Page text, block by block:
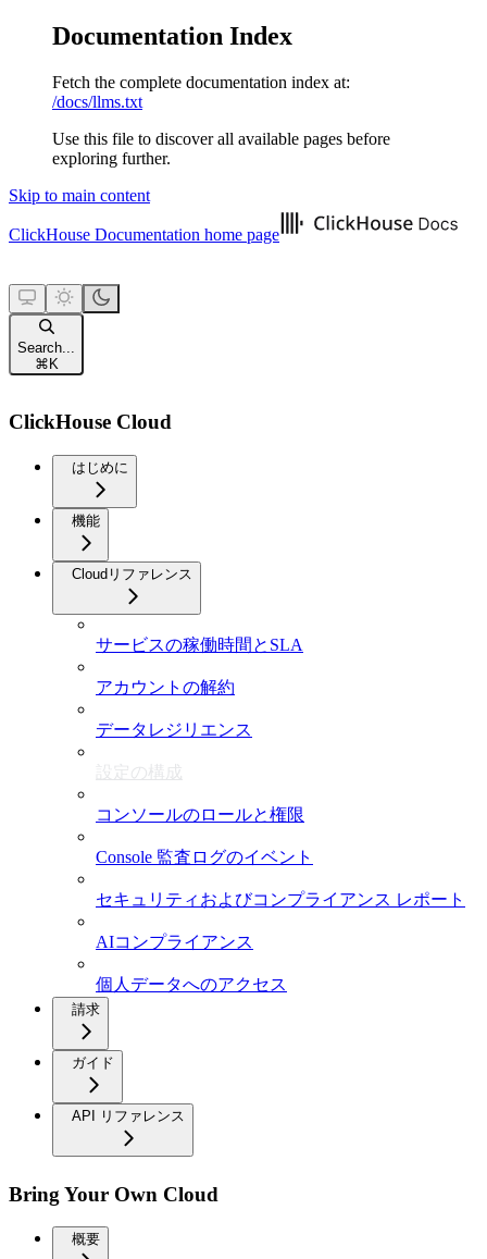
Documentation Index
Fetch the complete documentation index at:
/docs/llms.txt
Use this file to discover all available pages before
exploring further.
Skip to main content
ClickHouse Documentation home page
Search...
⌘ K
ClickHouse Cloud
はじめに
機能
Cloudリファレンス
サービスの稼働時間とSLA
アカウントの解約
データレジリエンス
設定の構成
コンソールのロールと権限
Console 監査ログのイベント
セキュリティおよびコンプライアンス レポート
AIコンプライアンス
個人データへのアクセス
請求
ガイド
API リファレンス
Bring Your Own Cloud
概要